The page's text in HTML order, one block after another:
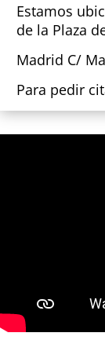
Estamos
de la Plaza
Madrid C/
Para pedir